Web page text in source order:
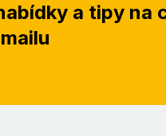
a tipy na